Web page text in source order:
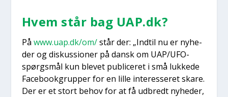
Hvem står bag UAP.dk?
På www.uap.dk/om/står der: „Ind­til nu er nyhe­
der og dis­kus­sio­ner på dansk om UAP/U­FO-
spørgs­mål kun ble­vet publi­ce­ret i små luk­ke­de
Face­book­grup­per for en lil­le inter­es­se­ret ska­re.
Der er et stort behov for at få udbredt nyhe­der,